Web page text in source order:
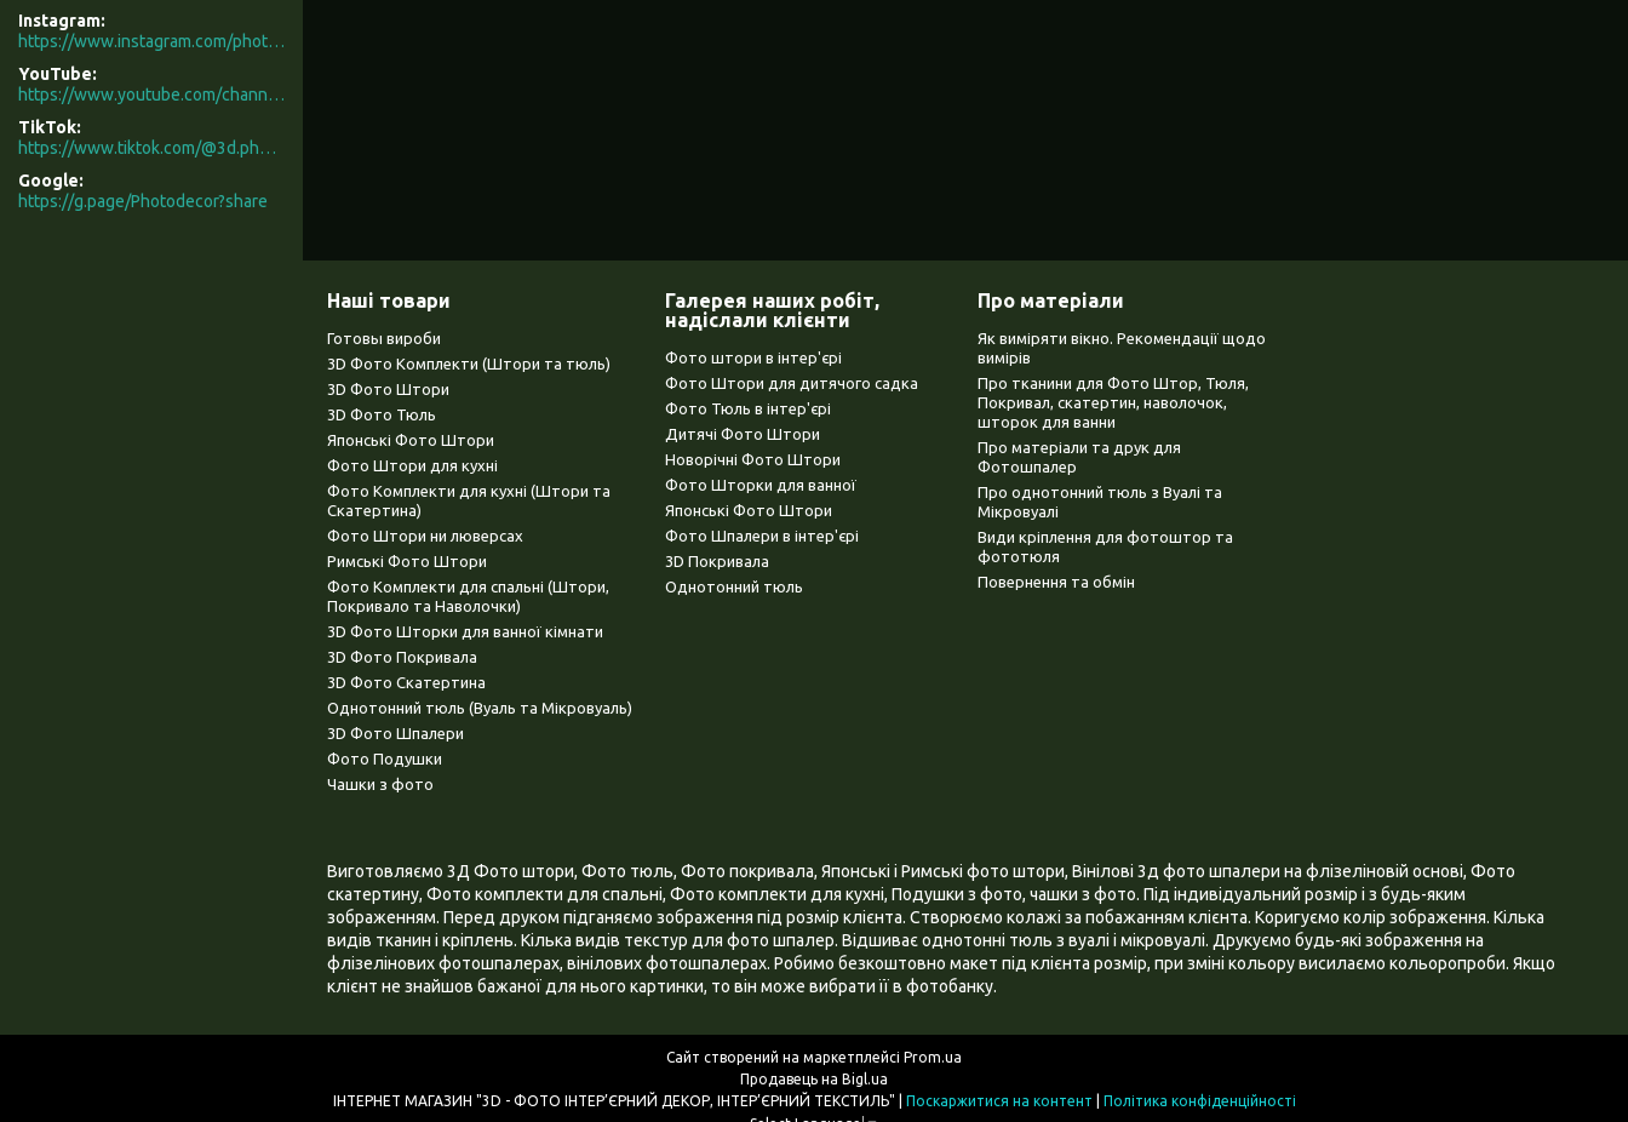
Instagram
https://www.instagram.com/photodecor.com.ua/
YouTube
https://www.youtube.com/channel/UCXCUerfqRY1Pw7-IptdbqyA/videos
TikTok
https://www.tiktok.com/@3d.photodecor?is_from_webapp=1&sender_device=pc
Google
https://g.page/Photodecor?share
Наші товари
Готовы вироби
3D Фото Комплекти (Штори та тюль)
3D Фото Штори
3D Фото Тюль
Японські Фото Штори
Фото Штори для кухні
Фото Комплекти для кухні (Штори та
Скатертина)
Фото Штори ни люверсах
Римські Фото Штори
Фото Комплекти для спальні (Штори,
Покривало та Наволочки)
3D Фото Шторки для ванної кімнати
3D Фото Покривала
3D Фото Скатертина
Однотонний тюль (Вуаль та Мікровуаль)
3D Фото Шпалери
Фото Подушки
Чашки з фото
Галерея наших робіт,
надіслали клієнти
Фото штори в інтер'єрі
Фото Штори для дитячого садка
Фото Тюль в інтер'єрі
Дитячі Фото Штори
Новорічні Фото Штори
Фото Шторки для ванної
Японські Фото Штори
Фото Шпалери в інтер'єрі
3D Покривала
Однотонний тюль
Про матеріали
Як виміряти вікно. Рекомендації щодо
вимірів
Про тканини для Фото Штор, Тюля,
Покривал, скатертин, наволочок,
шторок для ванни
Про матеріали та друк для
Фотошпалер
Про однотонний тюль з Вуалі та
Мікровуалі
Види кріплення для фотоштор та
фототюля
Повернення та обмін
Виготовляємо 3Д Фото штори, Фото тюль, Фото покривала, Японські і Римські фото штори, Вінілові 3д фото шпалери на флізеліновій основі, Фото
скатертину, Фото комплекти для спальні, Фото комплекти для кухні, Подушки з фото, чашки з фото. Під індивідуальний розмір і з будь-яким
зображенням. Перед друком підганяємо зображення під розмір клієнта. Створюємо колажі за побажанням клієнта. Коригуємо колір зображення. Кілька
видів тканин і кріплень. Кілька видів текстур для фото шпалер. Відшиває однотонні тюль з вуалі і мікровуалі. Друкуємо будь-які зображення на
флізелінових фотошпалерах, вінілових фотошпалерах. Робимо безкоштовно макет під клієнта розмір, при зміні кольору висилаємо кольоропроби. Якщо
клієнт не знайшов бажаної для нього картинки, то він може вибрати її в фотобанку.
Сайт створений на маркетплейсі Prom.ua
Продавець на Bigl.ua
Поскаржитися на контент
Політика конфіденційності